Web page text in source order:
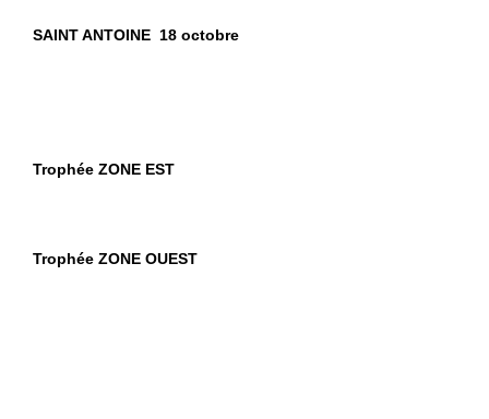
SAINT ANTOINE 18 octobre
Trophée ZONE EST
Trophée ZONE OUEST